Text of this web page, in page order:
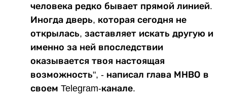
человека редко бывает прямой линией.
Иногда дверь, которая сегодня не
открылась, заставляет искать другую и
именно за ней впоследствии
оказывается твоя настоящая
возможность", - написал глава МНВО в
своем Telegram-канале.